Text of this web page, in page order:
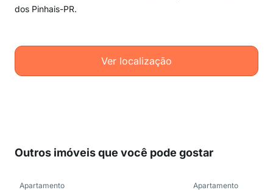
dos Pinhais-PR.
Ver localização
Outros imóveis que você pode gostar
Apartamento Apartamento